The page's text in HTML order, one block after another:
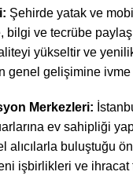
Şehirde yatak ve
ve tecrübe
yükseltir ve
genel gelişimine ivme
Merkezleri:
ev sahipliği
alıcılarla buluştuğu
işbirlikleri ve ihracat